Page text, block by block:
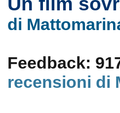
di
Feedback:
recensioni di